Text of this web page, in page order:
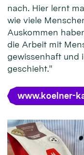
nach. Hier lernt
wie viele
Auskommen
die Arbeit mit
gewissenhaft und
geschieht."
www.koelner-